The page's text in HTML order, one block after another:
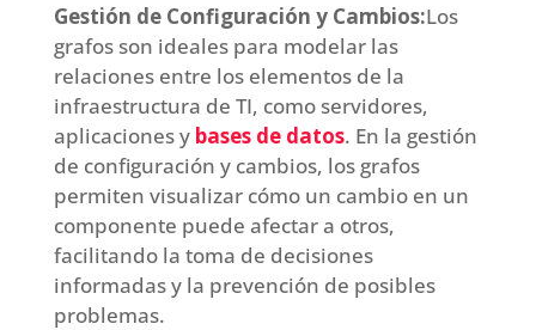
Gestión de Configuración y Cambios:Los
grafos son ideales para modelar las
relaciones entre los elementos de la
infraestructura de TI, como servidores,
aplicaciones y bases de datos. En la gestión
de configuración y cambios, los grafos
permiten visualizar cómo un cambio en un
componente puede afectar a otros,
facilitando la toma de decisiones
informadas y la prevención de posibles
problemas.